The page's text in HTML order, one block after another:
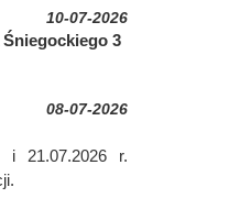
10-07-2026
3
08-07-2026
i 21.07.2026 r.